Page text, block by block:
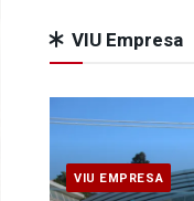
VIU Empresa
VIU EMPRESA